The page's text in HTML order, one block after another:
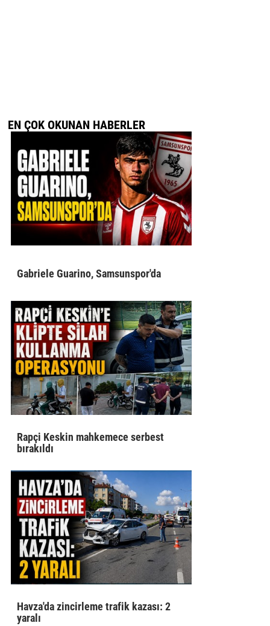
EN ÇOK OKUNAN HABERLER
Gabriele Guarino, Samsunspor'da
Rapçi Keskin mahkemece serbest
bırakıldı
Havza'da zincirleme trafik kazası: 2
yaralı